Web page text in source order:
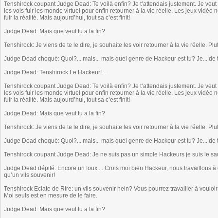
Tenshirock coupant Judge Dead: Te voilà enfin? Je t’attendais justement. Je
les vois fuir les monde virtuel pour enfin retourner à la vie réelle. Les jeux vidéo
fuir la réalité. Mais aujourd’hui, tout sa c’est finit!
Judge Dead: Mais que veut tu a la fin?
Tenshirock: Je viens de te le dire, je souhaite les voir retourner à la vie réelle.
Judge Dead choqué: Quoi?... mais... mais quel genre de Hackeur est tu? Je... de
Judge Dead: Tenshirock Le Hackeur!...
Tenshirock coupant Judge Dead: Te voilà enfin? Je t’attendais justement. Je
les vois fuir les monde virtuel pour enfin retourner à la vie réelle. Les jeux vidéo
fuir la réalité. Mais aujourd’hui, tout sa c’est finit!
Judge Dead: Mais que veut tu a la fin?
Tenshirock: Je viens de te le dire, je souhaite les voir retourner à la vie réelle.
Judge Dead choqué: Quoi?... mais... mais quel genre de Hackeur est tu? Je... de
Tenshirock coupant Judge Dead: Je ne suis pas un simple Hackeurs je suis le
Judge Dead dépité: Encore un foux.... Crois moi bien Hackeur, nous travaillons
qu’un vils souvenir!
Tenshirock Eclate de Rire: un vils souvenir hein? Vous pourrez travailler à
Moi seuls est en mesure de le faire.
Judge Dead: Mais que veut tu a la fin?